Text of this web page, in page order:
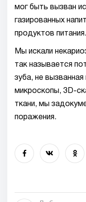
мог быть вызван
газированных
продуктов питания.
Мы искали
так называется
зуба, не
микроскопы, 3D-
ткани, мы
поражения.